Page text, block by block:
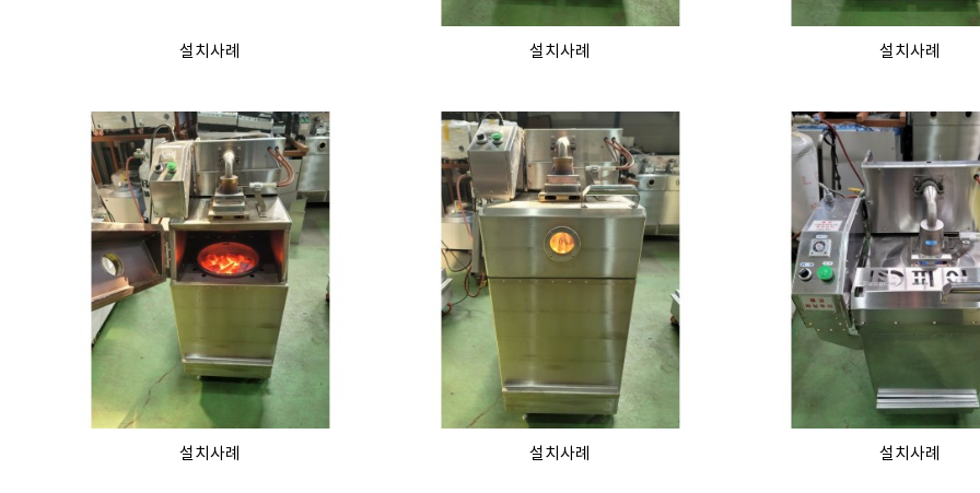
설치사례 설치사례 설치사례
설치사례 설치사례 설치사례